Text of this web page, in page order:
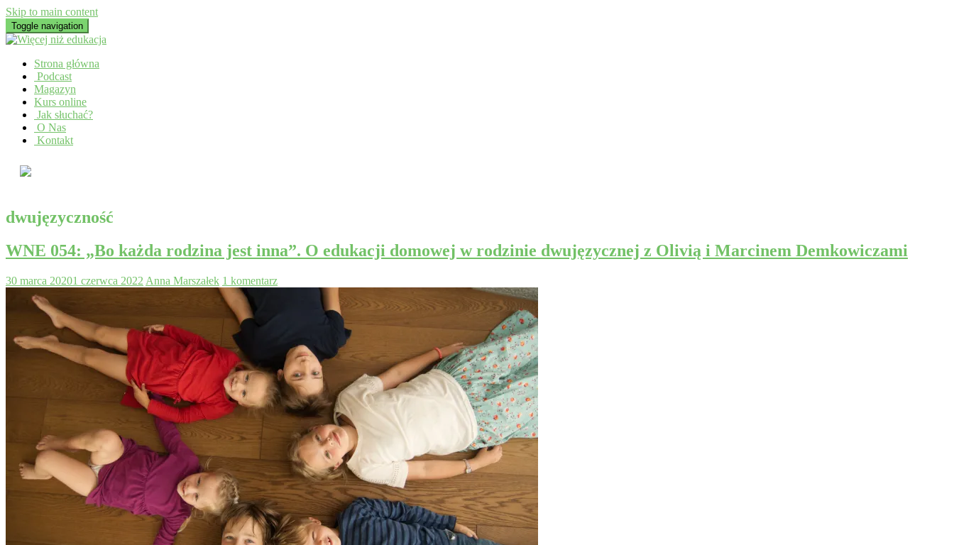
Skip to main content
Toggle navigation
Strona główna
Podcast
Magazyn
Kurs online
Jak słuchać?
O Nas
Kontakt
dwujęzyczność
WNE 054: „Bo każda rodzina jest inna”. O edukacji domowej w rodzinie dwujęzycznej z Olivią i Marcinem Demkowiczami
30 marca 20201 czerwca 2022 Anna Marszałek 1 komentarz